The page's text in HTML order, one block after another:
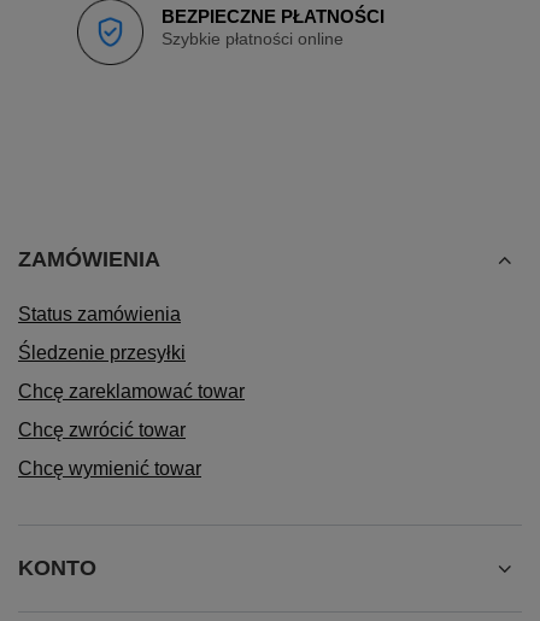
BEZPIECZNE PŁATNOŚCI
Szybkie płatności online
ZAMÓWIENIA
Status zamówienia
Śledzenie przesyłki
Chcę zareklamować towar
Chcę zwrócić towar
Chcę wymienić towar
KONTO